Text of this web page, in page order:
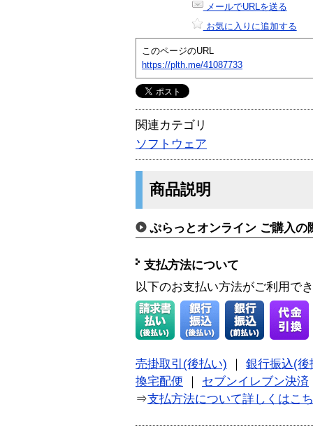
メールでURLを送る
お気に入りに追加する
このページのURL
https://plth.me/41087733
関連カテゴリ
ソフトウェア
商品説明
ぷらっとオンライン ご購入の
支払方法について
以下のお支払い方法がご利用で
売掛取引(後払い)
銀行振込(後
換宅配便
セブンイレブン決済
⇒支払方法について詳しくはこ